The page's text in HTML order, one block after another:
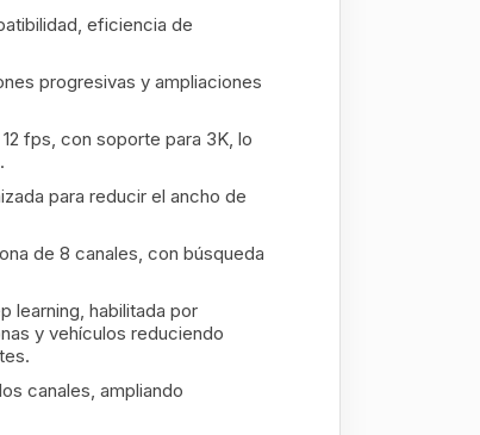
eficiencia de
progresivas y ampliaciones
fps, con soporte para 3K, lo
para reducir el ancho de
de 8 canales, con búsqueda
learning, habilitada por
y vehículos reduciendo
canales, ampliando